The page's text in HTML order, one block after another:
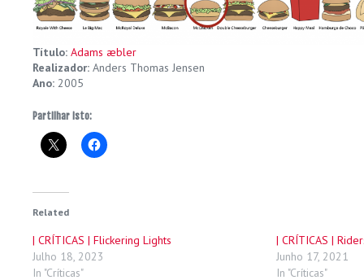
Título: Adams æbler
Realizador: Anders Thomas Jensen
Ano: 2005
Partilhar isto:
Related
| CRÍTICAS | Flickering Lights
Julho 18, 2023
In "Críticas"
| CRÍTICAS |
Junho 17, 2021
In "Críticas"